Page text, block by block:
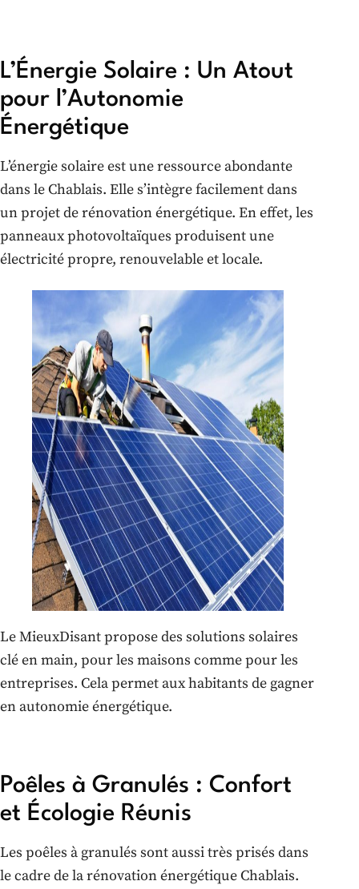
L’Énergie Solaire : Un Atout
pour l’Autonomie
Énergétique
L’énergie solaire est une ressource abondante
dans le Chablais. Elle s’intègre facilement dans
un projet de rénovation énergétique. En effet, les
panneaux photovoltaïques produisent une
électricité propre, renouvelable et locale.
Le MieuxDisant propose des solutions solaires
clé en main, pour les maisons comme pour les
entreprises. Cela permet aux habitants de gagner
en autonomie énergétique.
Poêles à Granulés : Confort
et Écologie Réunis
Les poêles à granulés sont aussi très prisés dans
le cadre de la rénovation énergétique Chablais.